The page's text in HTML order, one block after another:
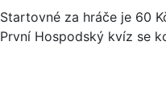
Startovné za hráče je 60
První Hospodský kvíz se